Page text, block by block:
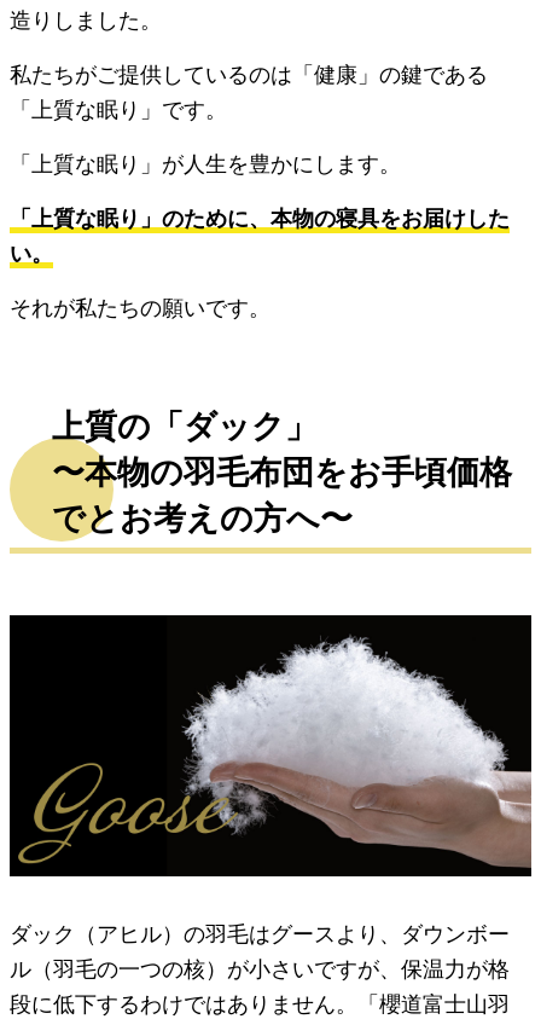
造りしました。
私たちがご提供しているのは「健康」の鍵である
「上質な眠り」です。
「上質な眠り」が人生を豊かにします。
「上質な眠り」のために、本物の寝具をお届けした
い。
それが私たちの願いです。
上質の「ダック」
〜本物の羽毛布団をお手頃価格
でとお考えの方へ〜
ダック（アヒル）の羽毛はグースより、ダウンボー
ル（羽毛の一つの核）が小さいですが、保温力が格
段に低下するわけではありません。「櫻道富士山羽